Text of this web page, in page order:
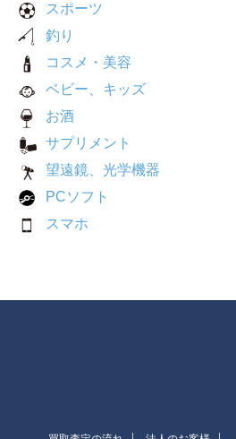
スポーツ
釣り
コスメ・美容
ベビー、キッズ
お酒
サプリメント
望遠鏡、光学機器
PCソフト
スマホ